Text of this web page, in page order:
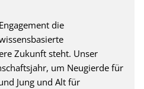
die
Zukunft steht. Unser
um Neugierde für
Jung und Alt für